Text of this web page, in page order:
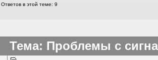
Ответов в этой теме: 9
Тема: Проблемы с